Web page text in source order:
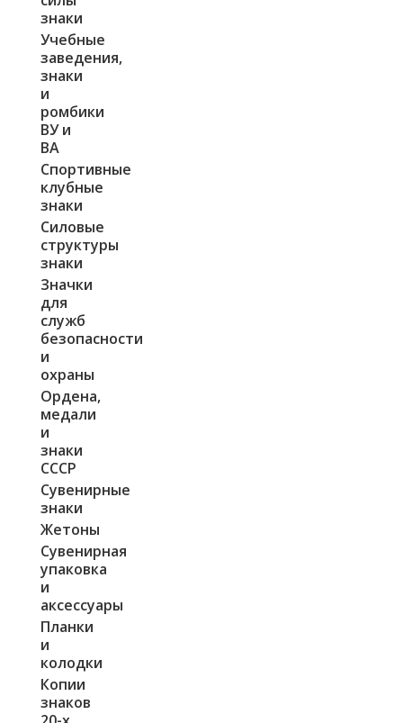
знаки
Учебные
заведения,
знаки
и
ромбики
ВУ и
ВА
Спортивные
клубные
знаки
Силовые
структуры
знаки
Значки
для
служб
безопасности
и
охраны
Ордена,
медали
и
знаки
СССР
Сувенирные
знаки
Жетоны
Сувенирная
упаковка
и
аксессуары
Планки
и
колодки
Копии
знаков